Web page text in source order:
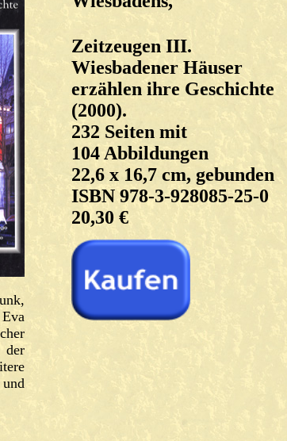
und
Zeitzeugen III.
Wiesbadener Häuser
erzählen ihre Geschichte
(2000).
232 Seiten mit
104 Abbildungen
22,6 x 16,7 cm, gebunden
ISBN 978-3-928085-25-0
20,30 €